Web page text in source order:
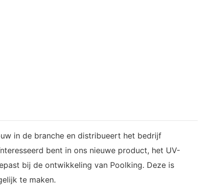
in de branche en distribueert het bedrijf
bent in ons nieuwe product, het UV-
bij de ontwikkeling van Poolking. Deze is
te maken.